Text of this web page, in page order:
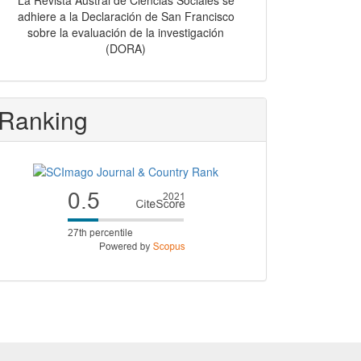
adhiere a la Declaración de San Francisco
sobre la evaluación de la investigación
(DORA)